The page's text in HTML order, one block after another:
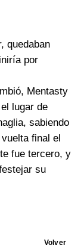
quedaban
por
Mentasty
lugar de
sabiendo
final el
fue tercero, y
su
Volver